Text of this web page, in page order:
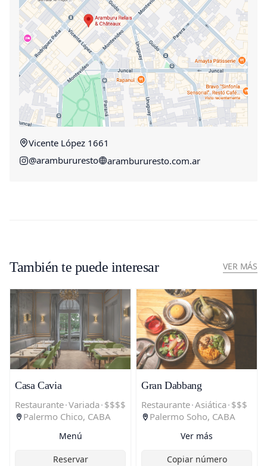
Vicente López 1661
@arambururesto
arambururesto.com.ar
También te puede interesar VER MÁS
Casa Cavia
Restaurante·Variada · $$$$
Palermo Chico, CABA
Menú
Reservar
Gran Dabbang
Restaurante·Asiática · $$$
Palermo Soho, CABA
Ver más
Copiar número